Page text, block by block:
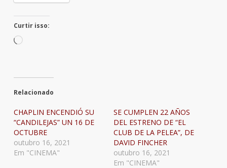
Curtir isso:
Carregando...
Relacionado
CHAPLIN ENCENDIÓ SU
“CANDILEJAS” UN 16 DE
OCTUBRE
outubro 16, 2021
Em "CINEMA"
SE CUMPLEN 22 AÑOS
DEL ESTRENO DE “EL
CLUB DE LA PELEA”, DE
DAVID FINCHER
outubro 16, 2021
Em "CINEMA"